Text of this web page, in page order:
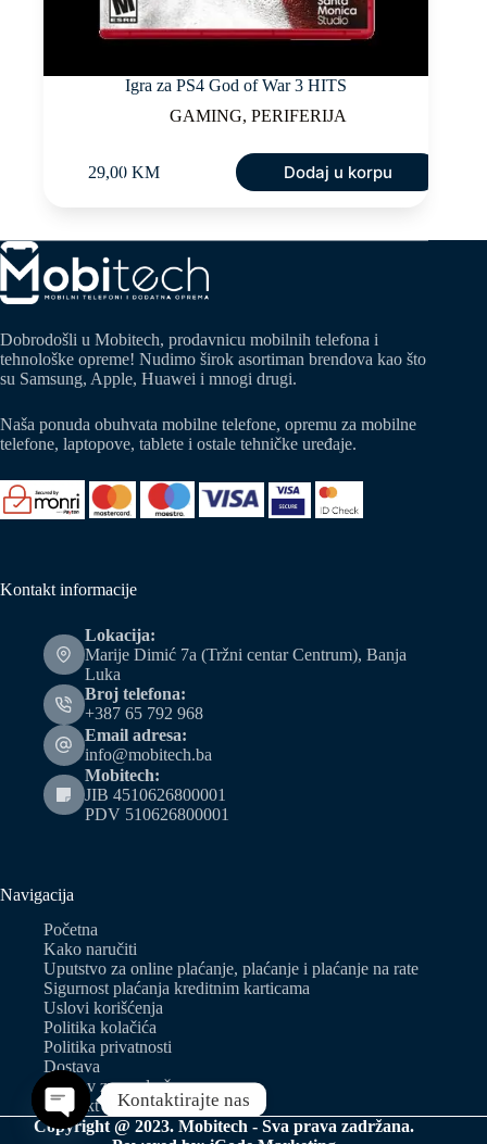
Igra za PS4 God of War 3 HITS
GAMING, PERIFERIJA
29,00 KM Dodaj u korpu
Dobrodošli u Mobitech, prodavnicu mobilnih telefona i
tehnološke opreme! Nudimo širok asortiman brendova kao što
su Samsung, Apple, Huawei i mnogi drugi.
Naša ponuda obuhvata mobilne telefone, opremu za mobilne
telefone, laptopove, tablete i ostale tehničke uređaje.
Kontakt informacije
Lokacija:
Marije Dimić 7a (Tržni centar Centrum), Banja
Luka
Broj telefona:
+387 65 792 968
Email adresa:
info@mobitech.ba
Mobitech:
JIB 4510626800001
PDV 510626800001
Navigacija
Početna
Kako naručiti
Uputstvo za online plaćanje, plaćanje i plaćanje na rate
Sigurnost plaćanja kreditnim karticama
Uslovi korišćenja
Politika kolačića
Politika privatnosti
Dostava
Zahtjev za predračun
Kontakt
Copyright @ 2023. Mobitech - Sva prava zadržana.
Kontaktirajte nas
Open chaty